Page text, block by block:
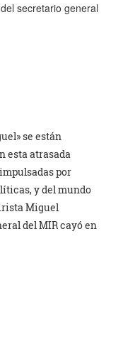
secretario general
se están
esta atrasada
por
y del mundo
Miguel
del MIR cayó en